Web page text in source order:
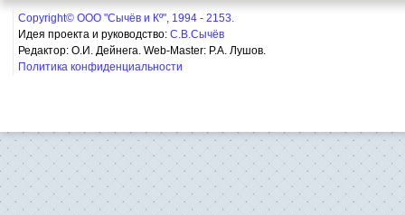
Copyright© ООО "Сычёв и Кº", 1994 - 2153.
Идея проекта и руководство: С.В.Сычёв
Редактор: О.И. Дейнега. Web-Master: Р.А. Лушов.
Политика конфиденциальности